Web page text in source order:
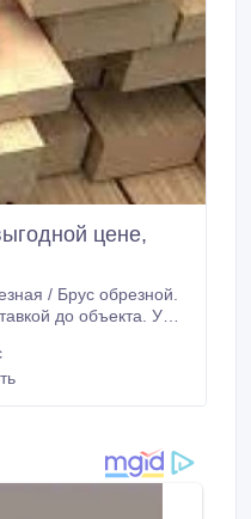
цене,
/ Брус обрезной.
до объекта. У